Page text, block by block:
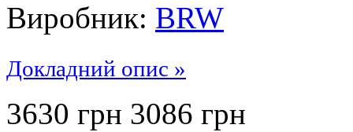
Виробник: BRW
Докладний опис »
3630 грн 3086 грн